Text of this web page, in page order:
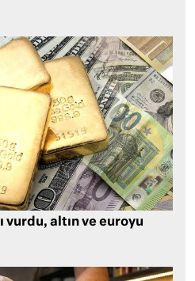
vurdu, altın ve euroyu